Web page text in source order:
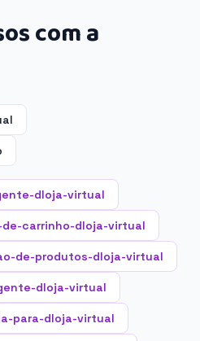
com a
dloja-virtual
carrinho-dloja-virtual
de-produtos-dloja-virtual
dloja-virtual
para-dloja-virtual